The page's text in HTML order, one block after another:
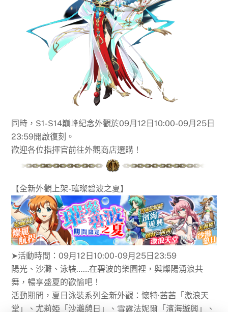
同時，S1-S14巔峰紀念外觀於09月12日10:00-09月25日
23:59開啟復刻。
歡迎各位指揮官前往外觀商店選購！
【全新外觀上架-璀璨碧波之夏】
➤活動時間：09月12日10:00-09月25日23:59
陽光、沙灘、泳裝……在碧波的樂園裡，與燦陽湧浪共
舞，暢享盛夏的歡愉吧！
活動期間，夏日泳裝系列全新外觀：懷特·茜茜「激浪天
堂」、尤莉婭「沙灘憩日」、雪露法妮爾「濱海遊興」、